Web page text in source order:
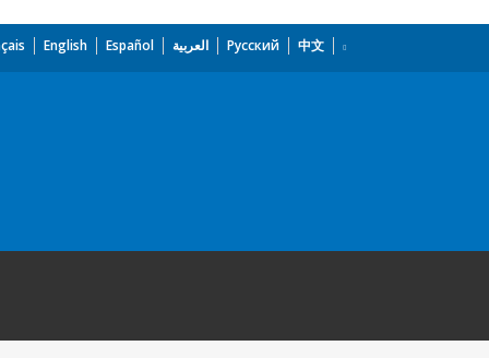
English Español العربية Русский 中文